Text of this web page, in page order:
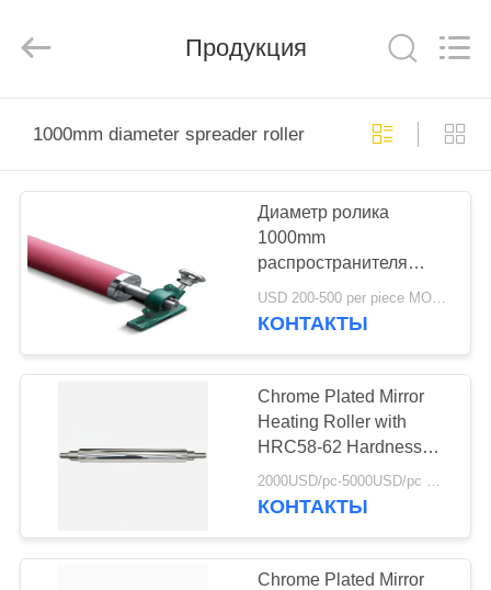
ПРОДУКТЫ
НАС
ПУТЕШЕСТВИЕ
ПРОВЕРКА
СВЯЖИТЕСЬ
Продукция
1000mm diameter spreader roller
Диаметр ролика
1000mm
распространителя
углерода стальной для
машины бумажный
USD 200-500 per piece MOQ:1 ПК
КОНТАКТЫ
Chrome Plated Mirror
Heating Roller with
HRC58-62 Hardness
and Ra0.01mic
Roughness for Laser
2000USD/pc-5000USD/pc MOQ:1 ПК
КОНТАКТЫ
Chrome Plated Mirror